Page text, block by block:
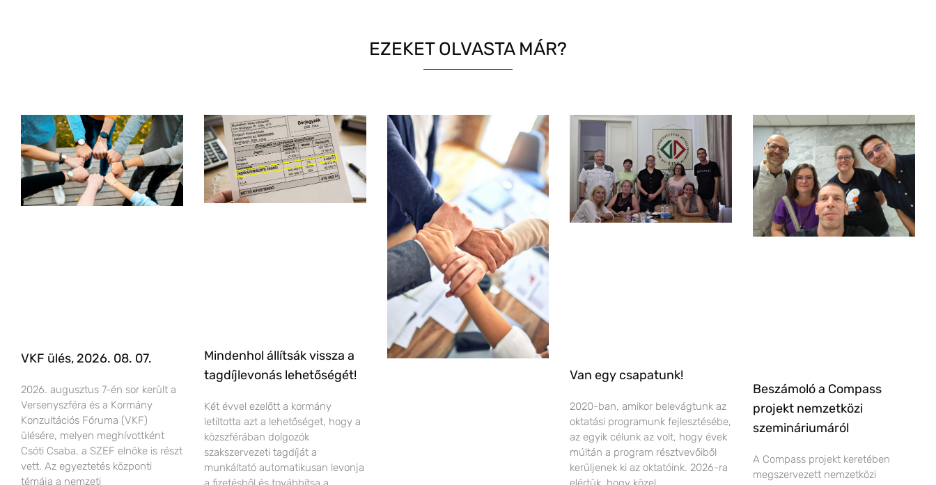
EZEKET OLVASTA MÁR?
VKF ülés, 2026. 08. 07.
2026. augusztus 7-én sor került a
Versenyszféra és a Kormány
Konzultációs Fóruma (VKF)
ülésére, melyen meghívottként
Csóti Csaba, a SZEF elnöke is részt
vett. Az egyeztetés központi
témája a nemzeti
Mindenhol állítsák vissza a
tagdíjlevonás lehetőségét!
Két évvel ezelőtt a kormány
letiltotta azt a lehetőséget, hogy a
közszférában dolgozók
szakszervezeti tagdíját a
munkáltató automatikusan levonja
Van egy csapatunk!
2020-ban, amikor belevágtunk az
oktatási programunk fejlesztésébe,
az egyik célunk az volt, hogy évek
múltán a program résztvevőiből
kerüljenek ki az oktatóink. 2026-ra
Beszámoló a Compass
projekt nemzetközi
szemináriumáról
A Compass projekt keretében
megszervezett nemzetközi